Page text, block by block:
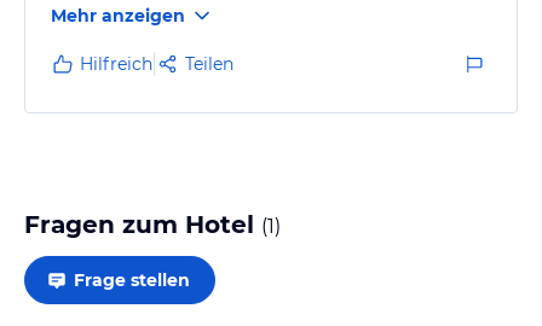
verzichten möchte, ist hier genau richtig. Wir kommen
gerne wieder und können diese Ferienhäuser zu 100
% weiter empfehlen.
Mehr anzeigen
Hilfreich Teilen
Fragen zum Hotel (1)
Frage stellen